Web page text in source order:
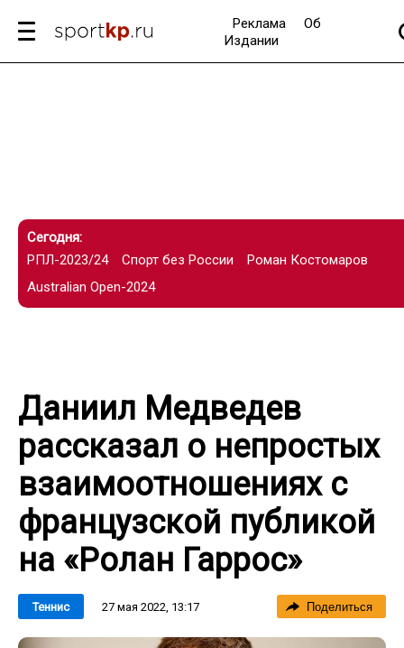
Реклама
Об
Издании
Сегодня:
РПЛ-2023/24
Спорт без России
Роман Костомаров
Australian Open-2024
Даниил Медведев
рассказал о непростых
взаимоотношениях с
французской публикой
на «Ролан Гаррос»
Теннис 27 мая 2022, 13:17 Поделиться